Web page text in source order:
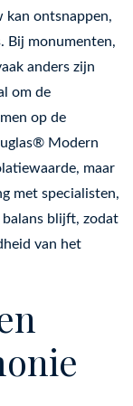
kan ontsnappen,
Bij monumenten,
anders zijn
om de
op de
Modern
maar
met specialisten,
blijft, zodat
van het